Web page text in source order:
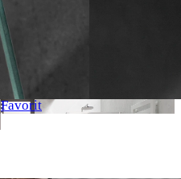
K2
K2P
Solida
Aperto Pro
Premium Classic
Favorit Nova
Favorit